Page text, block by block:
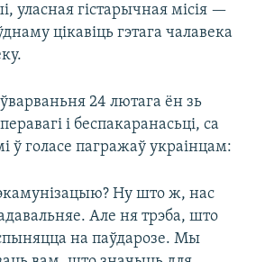
уласная гістарычная місія —
цікавіць гэтага чалавека
24 лютага ён зь
і беспакаранасьці, са
ў голасе пагражаў украінцам:
Ну што ж, нас
Але ня трэба, што
на паўдарозе. Мы